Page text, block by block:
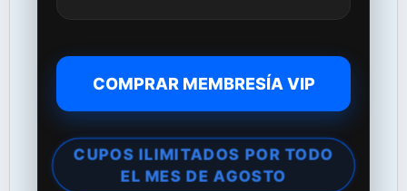
COMPRAR MEMBRESÍA VIP
CUPOS ILIMITADOS POR TODO
EL MES DE AGOSTO